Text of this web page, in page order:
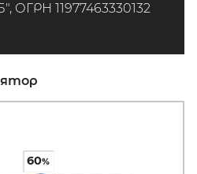
ОГРН 11977463330132